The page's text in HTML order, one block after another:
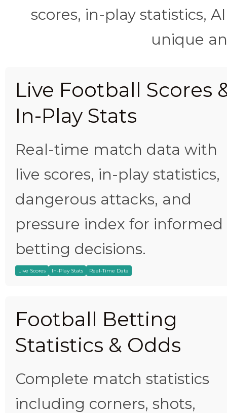
scores, in-play statistics,
unique
Live Football Scores
In-Play Stats
Real-time match data with
live scores, in-play statistics,
dangerous attacks, and
pressure index for informed
betting decisions.
Live Scores In-Play Stats Real-Time Data
Football Betting
Statistics & Odds
Complete match statistics
including corners, shots,